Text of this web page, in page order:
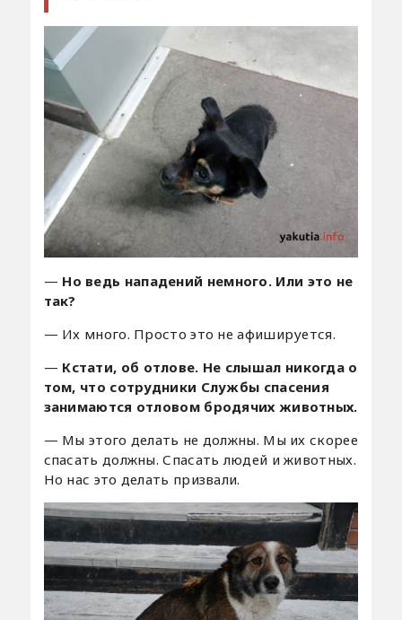
— Но ведь нападений немного. Или это не
так?
— Их много. Просто это не афишируется.
— Кстати, об отлове. Не слышал никогда о
том, что сотрудники Службы спасения
занимаются отловом бродячих животных.
— Мы этого делать не должны. Мы их скорее
спасать должны. Спасать людей и животных.
Но нас это делать призвали.